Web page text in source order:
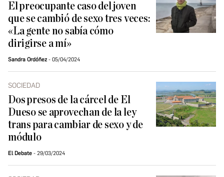
El preocupante caso del joven
que se cambió de sexo tres veces:
«La gente no sabía cómo
dirigirse a mí»
Sandra Ordóñez 05/04/2024
SOCIEDAD
Dos presos de la cárcel de El
Dueso se aprovechan de la ley
trans para cambiar de sexo y de
módulo
El Debate 29/03/2024